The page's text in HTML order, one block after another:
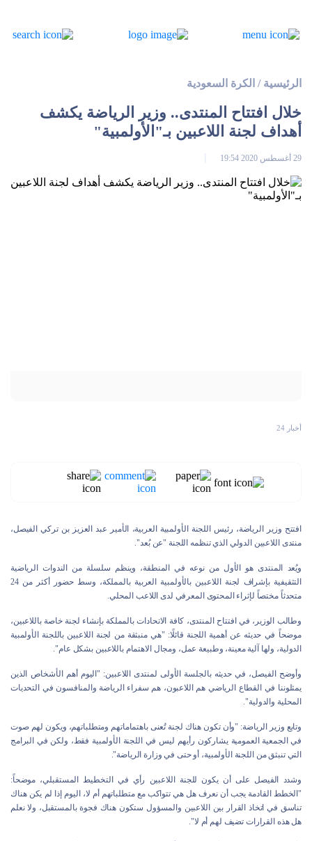
الرئيسية / الكرة السعودية
خلال افتتاح المنتدى.. وزير الرياضة يكشف
أهداف لجنة اللاعبين بـ"الأولمبية"
29 أغسطس 2020 19:54
أخبار 24
افتتح وزير الرياضة، رئيس اللجنة الأولمبية العربية، الأمير عبد العزيز بن تركي الفيصل،
منتدى اللاعبين الدولي الذي تنظمه اللجنة "عن بُعد".
ويُعد المنتدى هو الأول من نوعه في المنطقة، وينظم سلسلة من الندوات الرياضية
التثقيفية بإشراف لجنة اللاعبين بالأولمبية العربية بالمملكة، وسط حضور أكثر من 24
متحدثاً مختصاً لإثراء المحتوى المعرفي لدى اللاعب المحلي.
وطالب الوزير، في افتتاح المنتدى، كافة الاتحادات بالمملكة بإنشاء لجنة خاصة باللاعبين،
موضحاً في حديثه عن أهمية اللجنة قائلًا: "هي منبثقة من لجنة اللاعبين باللجنة الأولمبية
الدولية، ولها آلية معينة، وطبيعة عمل، ومجال الاهتمام باللاعبين بشكل عام".
وأوضح الفيصل، في حديثه بالجلسة الأولى لمنتدى اللاعبين: "اليوم أهم الأشخاص الذين
يمثلوننا في القطاع الرياضي هم اللاعبون، هم سفراء الرياضة والمنافسون في التحديات
المحلية والدولية".
وتابع وزير الرياضة: "وأن تكون هناك لجنة تُعنى باهتماماتهم ومتطلباتهم، ويكون لهم صوت
في الجمعية العمومية يشاركون رأيهم ليس في اللجنة الأولمبية فقط، ولكن في البرامج
التي تنبثق من اللجنة الأولمبية، أو حتى في وزارة الرياضة".
وشدد الفيصل على أن يكون للجنة اللاعبين رأي في التخطيط المستقبلي، موضحاً:
"الخطط القادمة يجب أن نعرف هل هي تتواكب مع متطلباتهم أم لا، اليوم إذا لم يكن هناك
تناسق في اتخاذ القرار بين اللاعبين والمسؤول ستكون هناك فجوة بالمستقبل، ولا نعلم
هل هذه القرارات تضيف لهم أم لا".